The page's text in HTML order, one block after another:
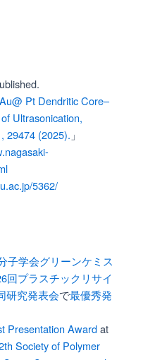
Pt Dendritic Core–
Ultrasonication,
29474 (2025). 」
5362/
子学会グリーンケミス
回プラスチックリサイ
研究発表会で最優秀発
Presentation Awardat
Society of Polymer